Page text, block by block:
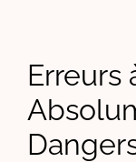
Erreurs